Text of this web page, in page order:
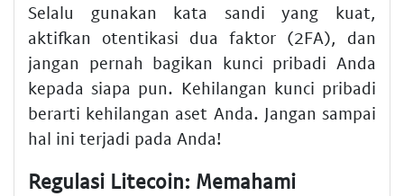
Selalu gunakan kata sandi yang kuat,
aktifkan otentikasi dua faktor (2FA), dan
jangan pernah bagikan kunci pribadi Anda
kepada siapa pun. Kehilangan kunci pribadi
berarti kehilangan aset Anda. Jangan sampai
hal ini terjadi pada Anda!
Regulasi Litecoin: Memahami